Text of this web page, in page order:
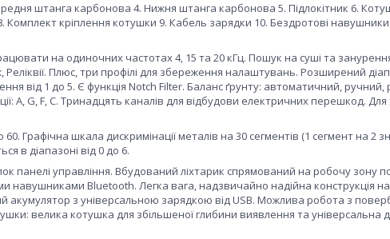
штанга карбонова 4. Нижня штанга карбонова 5. Підлокітник 6.
Комплект кріплення котушки 9. Кабель зарядки 10. Бездротові
на одиночних частотах 4, 15 та 20 кГц. Пошук на суші та
Плюс, три профілі для збереження налаштувань. Розширений
від 1 до 5. Є функція Notch Filter. Баланс ґрунту: автоматичний,
A, G, F, C. Тринадцять каналів для відбудови електричних перешкод. Для
Графічна шкала дискримінації металів на 30 сегментів (1 сегмент на 2
в діапазоні від 0 до 6.
панелі управління. Вбудований ліхтарик спрямований на робочу зону
навушниками Bluetooth. Легка вага, надзвичайно надійна конструкція на
акумулятор з універсальною зарядкою від USB. Можлива робота з
велика котушка для збільшеної глибини виявлення та універсальна